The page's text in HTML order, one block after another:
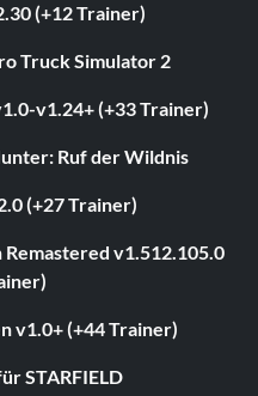
(+12 Trainer)
Truck Simulator 2
v1.24+ (+33 Trainer)
Ruf der Wildnis
(+27 Trainer)
v1.512.105.0
v1.0+ (+44 Trainer)
STARFIELD